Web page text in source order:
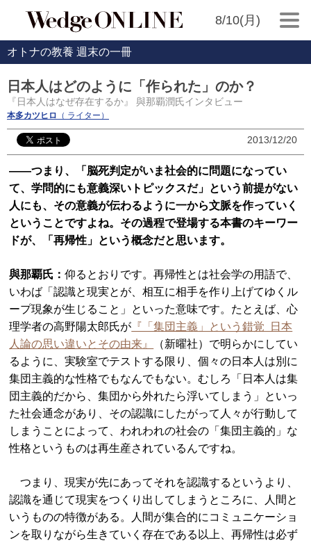
8/10(月)
オトナの教養 週末の一冊
日本人はどのように「作られた」のか？
『日本人はなぜ存在するか』 與那覇潤氏インタビュー
本多カツヒロ （ ライター）
2013/12/20
――つまり、「脳死判定がいま社会的に問題になってい
て、学問的にも意義深いトピックスだ」という前提がない
人にも、その意義が伝わるように一から文脈を作っていく
ということですよね。その過程で登場する本書のキーワー
ドが、「再帰性」という概念だと思います。
與那覇氏：仰るとおりです。再帰性とは社会学の用語で、
いわば「認識と現実とが、相互に相手を作り上げてゆくル
ープ現象が生じること」といった意味です。たとえば、心
理学者の高野陽太郎氏が 『「集団主義」という錯覚 日本
人論の思い違いとその由来』
（新曜社）で明らかにしてい
るように、実験室でテストする限り、個々の日本人は別に
集団主義的な性格でもなんでもない。むしろ「日本人は集
団主義的だから、集団から外れたら浮いてしまう」といっ
た社会通念があり、その認識にしたがって人々が行動して
しまうことによって、われわれの社会の「集団主義的」な
性格というものは再生産されているんですね。
つまり、現実が先にあってそれを認識するというより、
認識を通じて現実をつくり出してしまうところに、人間と
いうものの特徴がある。人間が集合的にコミュニケーショ
ンを取りながら生きていく存在である以上、再帰性は必ず